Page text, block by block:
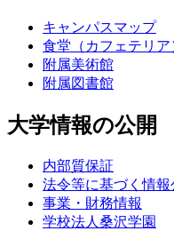
キャンパスマップ
食堂（カフェテリ
附属美術館
附属図書館
大学情報の公開
内部質保証
法令等に基づく情報
事業・財務情報
学校法人桑沢学園